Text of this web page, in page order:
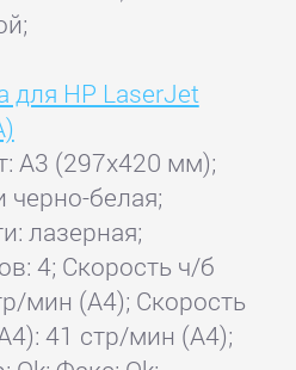
для HP LaserJet
A3 (297x420 мм);
черно-белая;
лазерная;
4; Скорость ч/б
мин (А4); Скорость
41 стр/мин (А4);